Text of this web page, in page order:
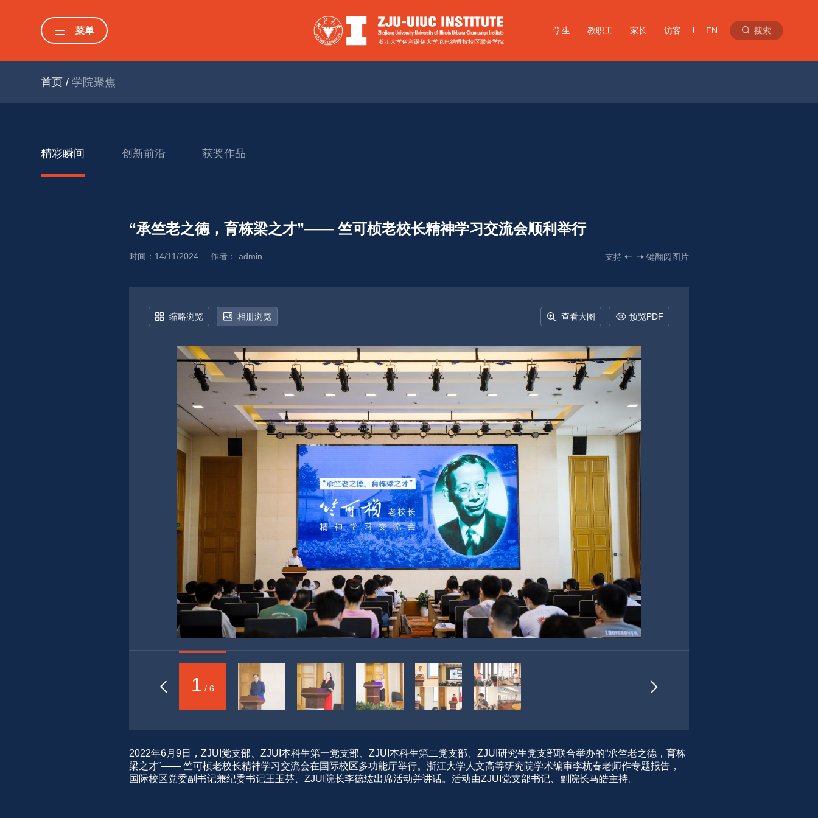
菜单 学生 教职工 家长 访客 EN 搜索
首页 / 学院聚焦
精彩瞬间 创新前沿 获奖作品
“承竺老之德，育栋梁之才”—— 竺可桢老校长精神学习交流会顺利举行
时间：14/11/2024 作者： admin 支持 键翻阅图片
缩略浏览 相册浏览 预览PDF
查看大图
1 / 6
2022年6月9日，ZJUI党支部、ZJUI本科生第一党支部、ZJUI本科生第二党支部、ZJUI研究生党支部联合举办的“承竺老之德，育栋
梁之才”—— 竺可桢老校长精神学习交流会在国际校区多功能厅举行。浙江大学人文高等研究院学术编审李杭春老师作专题报告，
国际校区党委副书记兼纪委书记王玉芬、ZJUI院长李德纮出席活动并讲话。活动由ZJUI党支部书记、副院长马皓主持。